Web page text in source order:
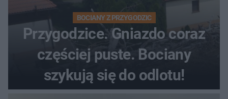
BOCIANY Z PRZYGODZIC
Przygodzice. Gniazdo coraz
częściej puste. Bociany
szykują się do odlotu!